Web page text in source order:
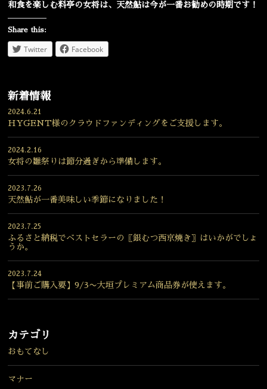
和食を楽しむ料亭の女将は、天然鮎は今が一番お勧めの時期です！
Share this:
Twitter Facebook
新着情報
2024.6.21
HYGENT様のクラウドファンディングをご支援します。
2024.2.16
女将の雛祭りは節分過ぎから準備します。
2023.7.26
天然鮎が一番美味しい季節になりました！
2023.7.25
ふるさと納税でベストセラーの〖銀むつ西京焼き〗はいかがでしょ
うか。
2023.7.24
【事前ご購入要】9/3〜大垣プレミアム商品券が使えます。
カテゴリ
おもてなし
マナー